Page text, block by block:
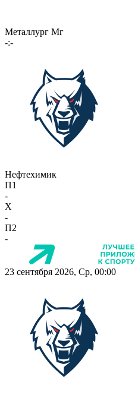
Металлург Мг
-:-
Нефтехимик
П1
-
X
-
П2
-
23 сентября 2026, Ср, 00:00